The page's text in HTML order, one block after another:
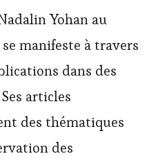
Yohan au
manifeste à travers
dans des
articles
des thématiques
des